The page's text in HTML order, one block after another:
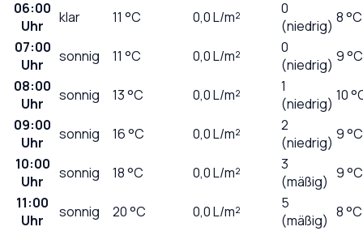
06:00
Uhr
klar 11 °C 0,0L/m²
0
(niedrig) 8 °C
07:00
Uhr
sonnig 11 °C 0,0L/m²
0
(niedrig) 9 °C
08:00
Uhr
sonnig 13°C 0,0L/m²
1
(niedrig) 10
09:00
Uhr
sonnig 16°C 0,0L/m²
2
(niedrig) 9 °C
10:00
Uhr
sonnig 18°C 0,0L/m²
3
(mäßig) 9 °C
11:00
Uhr
sonnig 20°C 0,0L/m²
5
(mäßig) 8 °C